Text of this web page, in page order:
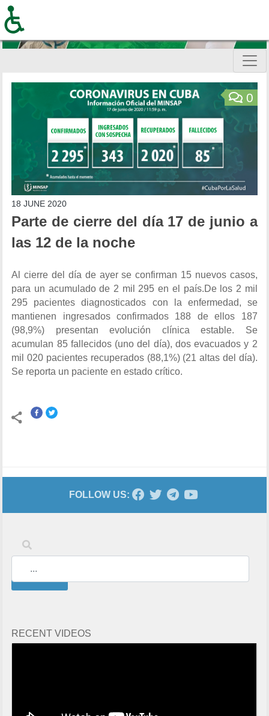
content
Inicio 0
18 JUNE 2020
Parte de cierre del día 17 de junio a
las 12 de la noche
Al cierre del día de ayer se confirman 15 nuevos casos,
para un acumulado de 2 mil 295 en el país.De los 2 mil
295 pacientes diagnosticados con la enfermedad, se
mantienen ingresados confirmados 188 de ellos 187
(98,9%) presentan evolución clínica estable. Se
acumulan 85 fallecidos (uno del día), dos evacuados y 2
mil 020 pacientes recuperados (88,1%) (21 altas del día).
Se reporta un paciente en estado crítico.
FOLLOW US:
Keywords
RECENT VIDEOS